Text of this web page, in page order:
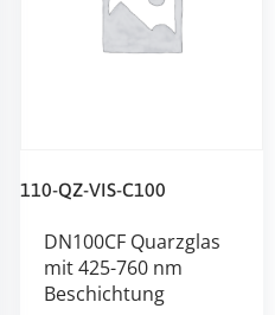
110-QZ-VIS-C100
DN100CF Quarzglas
mit 425-760 nm
Beschichtung